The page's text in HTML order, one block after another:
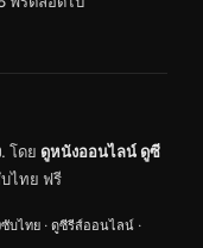
. โดย ดูหนังออนไลน์ ดูซี
ไทย ฟรี
บไทย · ดูซีรีส์ออนไลน์ ·